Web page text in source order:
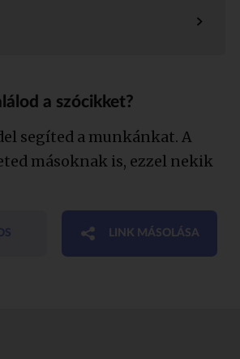
a szócikket?
segíted a munkánkat. A
másoknak is, ezzel nekik
LINK MÁSOLÁSA